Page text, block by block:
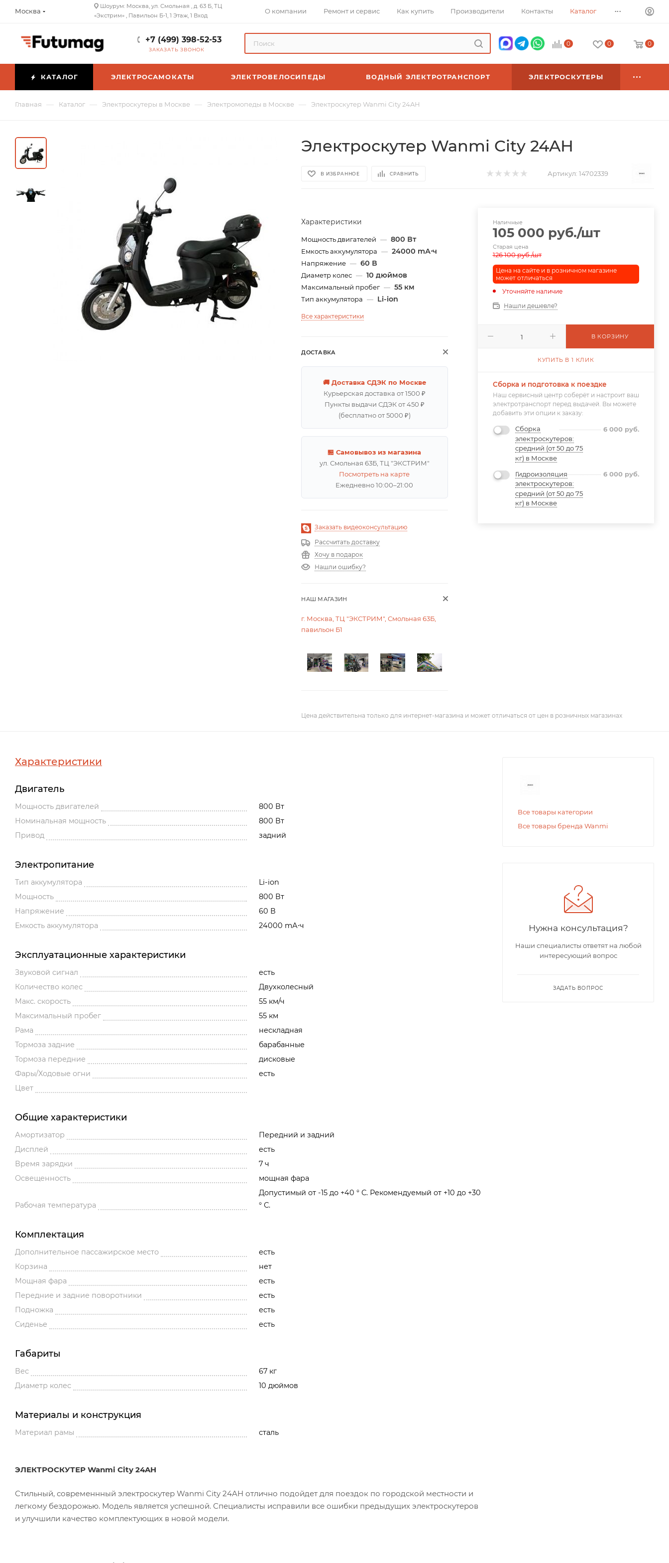
Москва
Шоурум: Москва, ул. Смольная , д. 63 Б, ТЦ
«Экстрим» , Павильон Б-1, 1 Этаж, 1 Вход
О компании Ремонт и сервис Как купить Производители Контакты Каталог ...
+7 (499) 398-52-53
ЗАКАЗАТЬ ЗВОНОК
0 0 0
КАТАЛОГ ЭЛЕКТРОСАМОКАТЫ ЭЛЕКТРОВЕЛОСИПЕДЫ ВОДНЫЙ ЭЛЕКТРОТРАНСПОРТ ЭЛЕКТРОСКУТЕРЫ
Главная — Каталог — Электроскутеры в Москве — Электромопеды в Москве — Электроскутер Wanmi City 24AH
Электроскутер Wanmi City 24AH
В ИЗБРАННОЕ СРАВНИТЬ Артикул: 14702339
Характеристики
Мощность двигателей — 800 Вт
Емкость аккумулятора — 24000 mА⋅ч
Напряжение — 60 В
Диаметр колес — 10 дюймов
Максимальный пробег — 55 км
Тип аккумулятора — Li-ion
Все характеристики
ДОСТАВКА
🚚 Доставка СДЭК по Москве
Курьерская доставка от 1500 ₽
Пункты выдачи СДЭК от 450 ₽
(бесплатно от 5000 ₽)
🏪 Самовывоз из магазина
ул. Смольная 63Б, ТЦ "ЭКСТРИМ"
Посмотреть на карте
Ежедневно 10:00–21:00
Заказать видеоконсультацию
Рассчитать доставку
Хочу в подарок
Нашли ошибку?
НАШ МАГАЗИН
г. Москва, ТЦ "ЭКСТРИМ", Смольная 63Б,
павильон Б1
Наличные
105 000 руб./шт
Старая цена
126 100руб./шт
Цена на сайте и в розничном магазине
может отличаться
Уточняйте наличие
Нашли дешевле?
В КОРЗИНУ
КУПИТЬ В 1 КЛИК
Сборка и подготовка к поездке
Наш сервисный центр соберёт и настроит ваш
электротранспорт перед выдачей. Вы можете
добавить эти опции к заказу:
Сборка
электроскутеров:
средний (от 50 до 75
кг) в Москве
6 000руб.
Гидроизоляция
электроскутеров:
средний (от 50 до 75
кг) в Москве
6 000руб.
Цена действительна только для интернет-магазина и может отличаться от цен в розничных магазинах
Характеристики
Двигатель
Мощность двигателей
800 Вт
Номинальная мощность
800 Вт
Привод
задний
Электропитание
Тип аккумулятора
Li-ion
Мощность
800 Вт
Напряжение
60 В
Емкость аккумулятора
24000 mА⋅ч
Эксплуатационные характеристики
Звуковой сигнал
есть
Количество колес
Двухколесный
Макс. скорость
55 км/ч
Максимальный пробег
55 км
Рама
нескладная
Тормоза задние
барабанные
Тормоза передние
дисковые
Фары/Ходовые огни
есть
Цвет
Общие характеристики
Амортизатор
Передний и задний
Дисплей
есть
Время зарядки
7 ч
Освещенность
мощная фара
Рабочая температура
Допустимый от -15 до +40 ° С. Рекомендуемый от +10 до +30
° С.
Комплектация
Дополнительное пассажирское место
есть
Корзина
нет
Мощная фара
есть
Передние и задние поворотники
есть
Подножка
есть
Сиденье
есть
Габариты
Вес
67 кг
Диаметр колес
10 дюймов
Материалы и конструкция
Материал рамы сталь
ЭЛЕКТРОСКУТЕР Wanmi City 24AH
Стильный, современнный электроскутер Wanmi City 24AH отлично подойдет для поездок по городской местности и
легкому бездорожью. Модель является успешной. Специалисты исправили все ошибки предыдущих электроскутеров
и улучшили качество комплектующих в новой модели.
Все товары категории
Все товары бренда Wanmi
Нужна консультация?
Наши специалисты ответят на любой
интересующий вопрос
ЗАДАТЬ ВОПРОС